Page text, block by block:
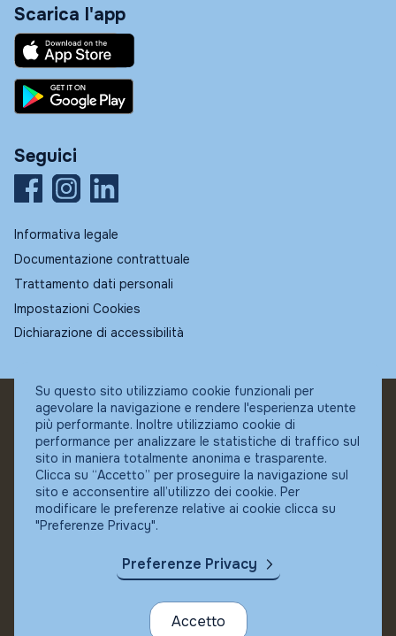
Scarica l'app
Seguici
Informativa legale
Documentazione contrattuale
Trattamento dati personali
Impostazioni Cookies
Dichiarazione di accessibilità
© Fundstore
Collocatore autorizzato:
Banca Ifigest SpA
P.Iva: 04337180485
Su questo sito utilizziamo cookie funzionali per
agevolare la navigazione e rendere l'esperienza utente
più performante. Inoltre utilizziamo cookie di
performance per analizzare le statistiche di traffico sul
sito in maniera totalmente anonima e trasparente.
Clicca su “Accetto” per proseguire la navigazione sul
sito e acconsentire all’utilizzo dei cookie. Per
modificare le preferenze relative ai cookie clicca su
"Preferenze Privacy".
Preferenze Privacy
Accetto